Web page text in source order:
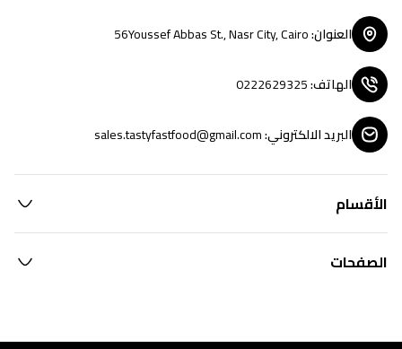
العنوان:
56Youssef Abbas St., Nasr City, Cairo
الهاتف:
0222629325
البريد الالكتروني:
sales.tastyfastfood@gmail.com
الأقسام
الصفحات